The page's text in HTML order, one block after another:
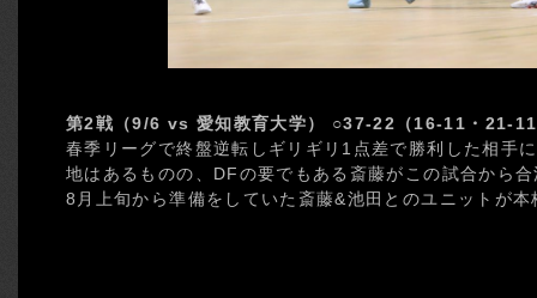
第2戦（9/6 vs 愛知教育大学） ○37-22（16-11・21-
春季リーグで終盤逆転しギリギリ1点差で勝利した相手
地はあるものの、DFの要でもある斎藤がこの試合から
8月上旬から準備をしていた斎藤&池田とのユニットが